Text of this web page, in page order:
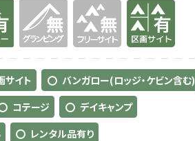
有り
サイト
バンガロー(ロッジ・ケビン含む)
コテージ
デイキャンプ
レンタル品有り